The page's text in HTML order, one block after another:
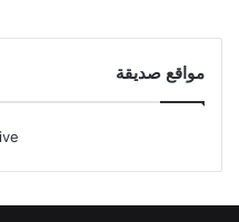
مواقع صديقة